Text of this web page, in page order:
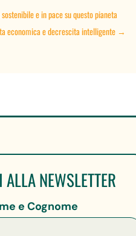
e in pace su questo pianeta
economica e decrescita intelligente→
NEWSLETTER
e Cognome